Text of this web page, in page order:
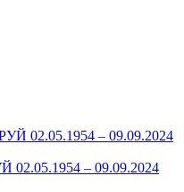
– 09.09.2024